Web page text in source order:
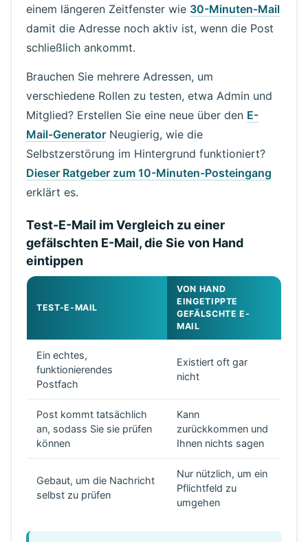
einem längeren Zeitfenster wie 30-Minuten-Mail
damit die Adresse noch aktiv ist, wenn die Post
schließlich ankommt.
Brauchen Sie mehrere Adressen, um
verschiedene Rollen zu testen, etwa Admin und
Mitglied? Erstellen Sie eine neue über den E-
Mail-GeneratorNeugierig, wie die
Selbstzerstörung im Hintergrund funktioniert?
Dieser Ratgeber zum 10-Minuten-Posteingang
erklärt es.
Test-E-Mail im Vergleich zu einer
gefälschten E-Mail, die Sie von Hand
eintippen
TEST-E-MAIL
VON HAND
EINGETIPPTE
GEFÄLSCHTE E-
MAIL
Ein echtes,
funktionierendes
Postfach
Existiert oft gar
nicht
Post kommt tatsächlich
an, sodass Sie sie prüfen
können
Kann
zurückkommen und
Ihnen nichts sagen
Gebaut, um die Nachricht
selbst zu prüfen
Nur nützlich, um ein
Pflichtfeld zu
umgehen